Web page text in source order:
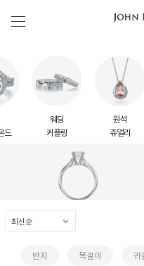
웨딩
커플링
원석
쥬얼리
반지 목걸이 귀